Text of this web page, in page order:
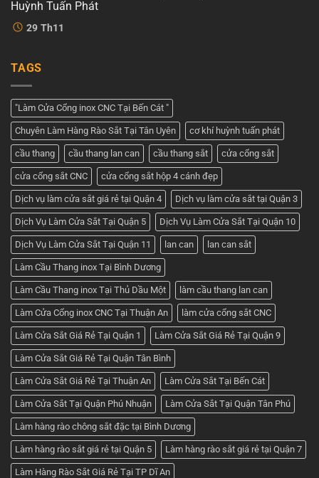
vụ
tốt
nhất
tại
Tuấn
Cửa
cổng
cánh
khảo
mẫu
đẹp
nhất
hiện
nay
29 Th11
Huỳnh Tuấn Phát
Không
có
Giá
cổng
2
cánh
–
Nhận
báo
giá
tốt
nhất
Cơ
khí
Huỳnh
Tuấn
Phát
TAGS
"Làm Cửa Cổng inox CNC Tại Bến Cát "
Chuyên Làm Hàng Rào Sắt Tại Tân Uyên cơ khí huỳnh tuấn phát
cầu thang cầu thang lan can cầu thang sắt cửa cổng sắt
cửa cổng sắt CNC cửa cổng sắt hộp 4 cánh đẹp
Dịch vụ làm cửa sắt giá rẻ tại Quận 4 Dịch vụ làm cửa sắt tại Quận 3
Dịch Vụ Làm Cửa Sắt Tại Quận 5 Dịch Vụ Làm Cửa Sắt Tại Quận 10
Dịch Vụ Làm Cửa Sắt Tại Quận 11 lan can lan can sắt
Làm Cầu Thang inox Tại Bình Dương
Làm Cầu Thang inox Tại Thủ Dầu Một làm cầu thang lan can
Làm Cửa Cổng inox CNC Tại Thuận An làm cửa cổng sắt CNC
Làm Cửa Sắt Giá Rẻ Tại Quận 1 Làm Cửa Sắt Giá Rẻ Tại Quận 9
Làm Cửa Sắt Giá Rẻ Tại Quận Tân Bình
Làm Cửa Sắt Giá Rẻ Tại Thuận An Làm Cửa Sắt Tại Bến Cát
Làm Cửa Sắt Tại Quận Phú Nhuận Làm Cửa Sắt Tại Quận Tân Phú
Làm hàng rào chông sắt đặc tại Bình Dương
Làm hàng rào sắt giá rẻ tại Quận 5 Làm hàng rào sắt giá rẻ tại Quận 7
Làm Hàng Rào Sắt Giá Rẻ Tại TP Dĩ An